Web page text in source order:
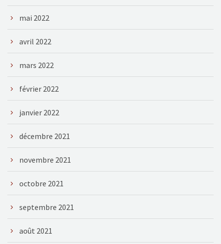
mai 2022
avril 2022
mars 2022
février 2022
janvier 2022
décembre 2021
novembre 2021
octobre 2021
septembre 2021
août 2021